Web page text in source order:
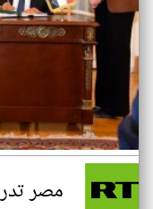
مصر